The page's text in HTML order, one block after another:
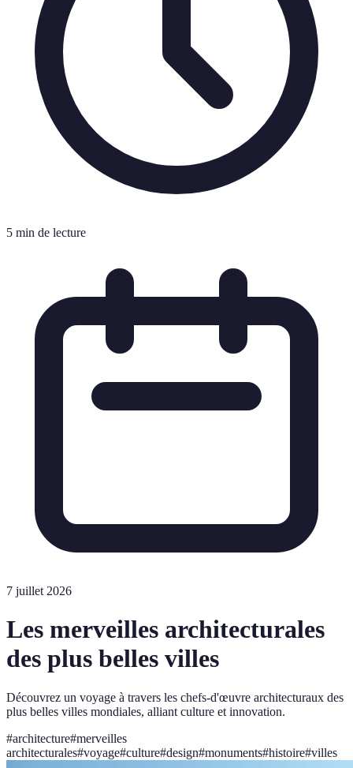
5 min de lecture
7 juillet 2026
Les merveilles architecturales
des plus belles villes
Découvrez un voyage à travers les chefs-d'œuvre architecturaux des
plus belles villes mondiales, alliant culture et innovation.
#architecture#merveilles
architecturales#voyage#culture#design#monuments#histoire#villes